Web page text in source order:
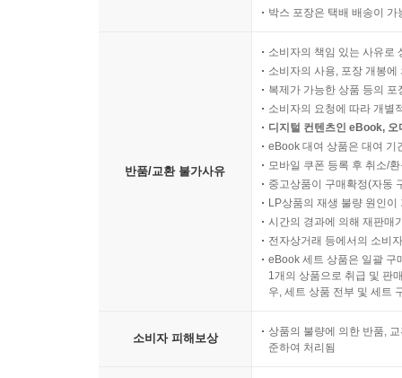
박스 포장은 택배 배송이
반품/교환 불가사유
소비자의 책임 있는 사유로
소비자의 사용, 포장 개봉
복제가 가능한 상품 등의
소비자의 요청에 따라 개별
디지털 컨텐츠인 eBook,
eBook 대여 상품은 대여 기
모바일 쿠폰 등록 후 취소/
중고상품이 구매확정(자동
LP상품의 재생 불량 원인
시간의 경과에 의해 재판매
전자상거래 등에서의 소비
eBook 세트 상품은 일괄 구
1개의 상품으로 취급 및 판
우, 세트 상품 전부 및 세트
소비자 피해보상
상품의 불량에 의한 반품,
준하여 처리됨